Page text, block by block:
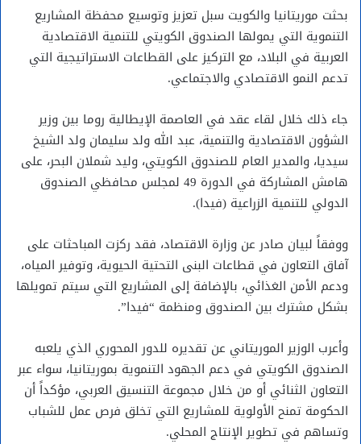
بحثت موريتانيا والكويت سبل تعزيز وتوسيع محفظة المشاريع
التنموية التي يمولها الصندوق الكويتي للتنمية الاقتصادية
العربية في البلاد، مع التركيز على القطاعات الاستراتيجية التي
تدعم النمو الاقتصادي والاجتماعي.
جاء ذلك خلال لقاء عقد في العاصمة الإيطالية روما بين وزير
الشؤون الاقتصادية والتنمية، عبد الله ولد سليمان ولد الشيخ
سيديا، والمدير العام للصندوق الكويتي، وليد شملان البحر، على
هامش المشاركة في الدورة 49 لمجلس محافظي الصندوق
الدولي للتنمية الزراعية (فيدا).
ووفقاً لبيان صادر عن وزارة الاقتصاد، فقد ركزت المباحثات على
آفاق التعاون في قطاعات البنى التحتية الحيوية، وتوفير المياه،
ودعم الأمن الغذائي، بالإضافة إلى المشاريع التي سيتم تمويلها
بشكل مشترك بين الصندوق ومنظمة “فيدا”.
وأعرب الوزير الموريتاني عن تقديره للدور المحوري الذي يلعبه
الصندوق الكويتي في دعم الجهود التنموية بموريتانيا، سواء عبر
التعاون الثنائي أو من خلال مجموعة التنسيق العربي، مؤكداً أن
الحكومة تمنح الأولوية للمشاريع التي تخلق فرص عمل للشباب
وتساهم في تطوير الإنتاج المحلي.